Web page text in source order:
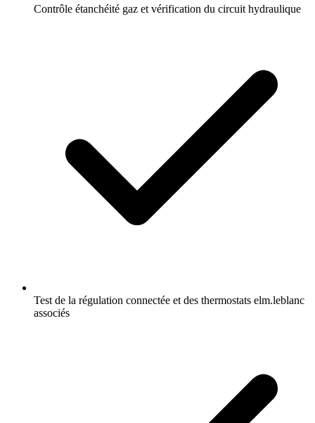
Contrôle étanchéité gaz et vérification du circuit hydraulique
Test de la régulation connectée et des thermostats elm.leblanc
associés